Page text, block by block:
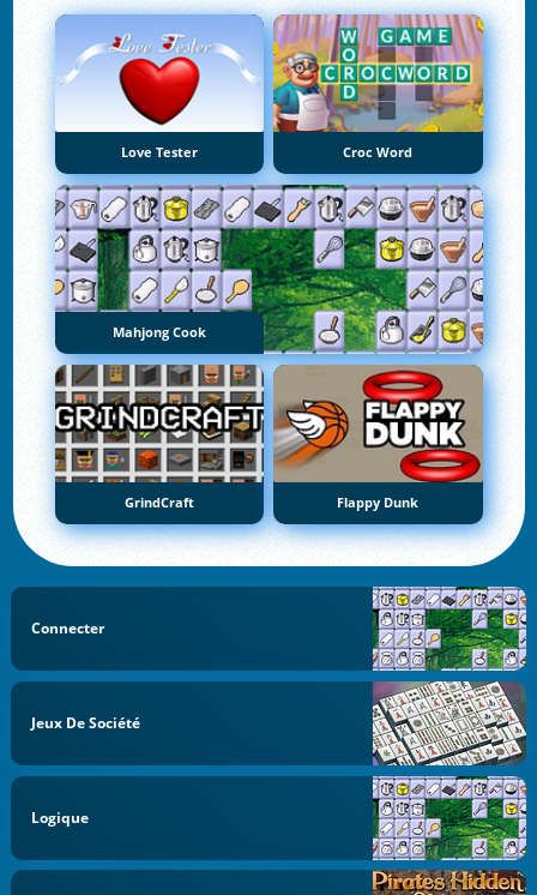
Love Tester Croc Word
Mahjong Cook
GrindCraft Flappy Dunk
Connecter
Jeux De Société
Logique